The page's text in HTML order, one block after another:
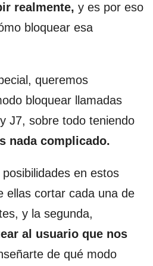
realmente, y es por eso
bloquear esa
queremos
bloquear llamadas
J7, sobre todo teniendo
nada complicado.
en estos
ellas cortar cada una de
y la segunda,
al usuario que nos
de qué modo